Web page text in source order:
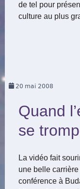
de tel pour
culture au plus
20 mai 2008
Quand
se
La vidéo fait
une belle carrière
conférence à